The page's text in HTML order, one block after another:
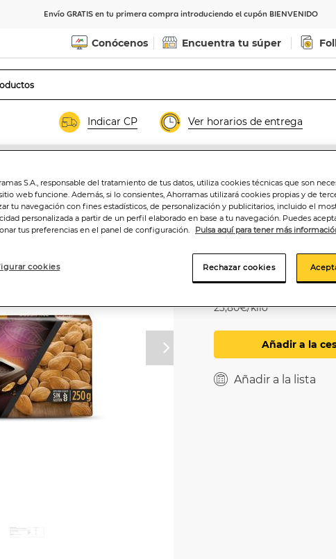
Envío GRATIS en tu primera compra introduciendo el cupón BIENVENIDO
Conócenos Encuentra tu súper
Indicar CP Ver horarios de entrega
Próximo
Chocolate negro
Valor 250g
5
23,80€/kilo
Añadir a la
Añadir a la lista
S.A., responsable del tratamiento de tus datos, utiliza cookies técnicas que son
web funcione. Además, si lo consientes, Ahorramas utilizará cookies propias y de
tu navegación con fines estadísticos, de personalización y publicitarios, incluido el
personalizada a partir de un perfil elaborado en base a tu navegación. Puedes
tus preferencias en el panel de configuración.
Pulsa aquí para tener más
cookies Rechazar cookies